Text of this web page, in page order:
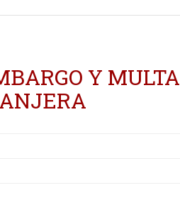
Y MULTA